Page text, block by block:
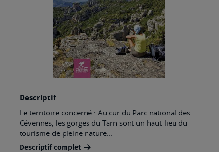
to
the
beginning
of
Descriptif
Le territoire concerné : Au cur du Parc national des
Cévennes, les gorges du Tarn sont un haut-lieu du
tourisme de pleine nature...
Descriptif complet